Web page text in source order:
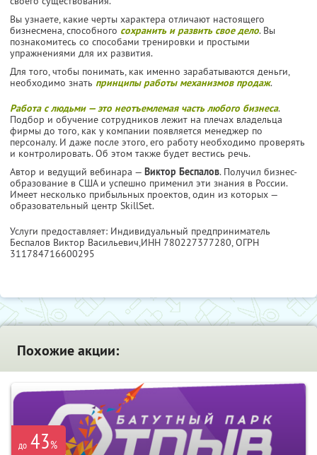
Вы узнаете, какие черты характера отличают настоящего
бизнесмена, способного сохранить и развить свое дело. Вы
познакомитесь со способами тренировки и простыми
упражнениями для их развития.
Для того, чтобы понимать, как именно зарабатываются деньги,
необходимо знать принципы работы механизмов продаж.
Работа с людьми — это неотъемлемая часть любого бизнеса.
Подбор и обучение сотрудников лежит на плечах владельца
фирмы до того, как у компании появляется менеджер по
персоналу. И даже после этого, его работу необходимо проверять
и контролировать. Об этом также будет вестись речь.
Автор и ведущий вебинара — Виктор Беспалов. Получил бизнес-
образование в США и успешно применил эти знания в России.
Имеет несколько прибыльных проектов, один из которых —
образовательный центр SkillSet.
Услуги предоставляет: Индивидуальный предприниматель
Беспалов Виктор Васильевич,ИНН 780227377280, ОГРН
311784716600295
Похожие акции:
до 43%